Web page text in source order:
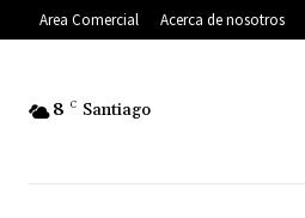
Area Comercial Acerca de nosotros
8 C Santiago